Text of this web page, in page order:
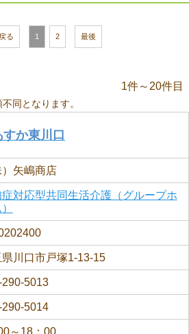
る 1 2 最後
1件～20件目
同となります。
か東川口
）矢嶋商店
対応型共同生活介護（グループホ
川口市戸塚1-13-15
5013
5014
～18：00